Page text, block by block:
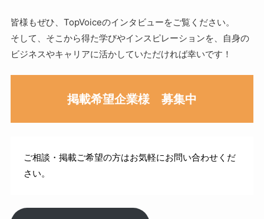
皆様もぜひ、TopVoiceのインタビューをご覧ください。
そして、そこから得た学びやインスピレーションを、自身の
ビジネスやキャリアに活かしていただければ幸いです！
掲載希望企業様 募集中
ご相談・掲載ご希望の方はお気軽にお問い合わせくだ
さい。